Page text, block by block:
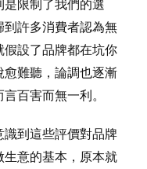
限制了我們的選
許多消費者認為無
設了品牌都在坑你
難聽，論調也逐漸
百害而無一利。
到這些評價對品牌
意的基本，原本就